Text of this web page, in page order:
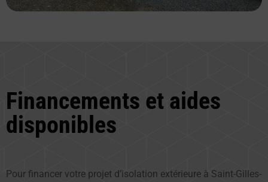
Financements et aides
disponibles
Pour financer votre projet d’isolation extérieure à Saint-Gilles-